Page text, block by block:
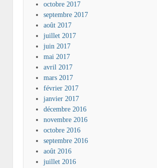
octobre 2017
septembre 2017
août 2017
juillet 2017
juin 2017
mai 2017
avril 2017
mars 2017
février 2017
janvier 2017
décembre 2016
novembre 2016
octobre 2016
septembre 2016
août 2016
juillet 2016